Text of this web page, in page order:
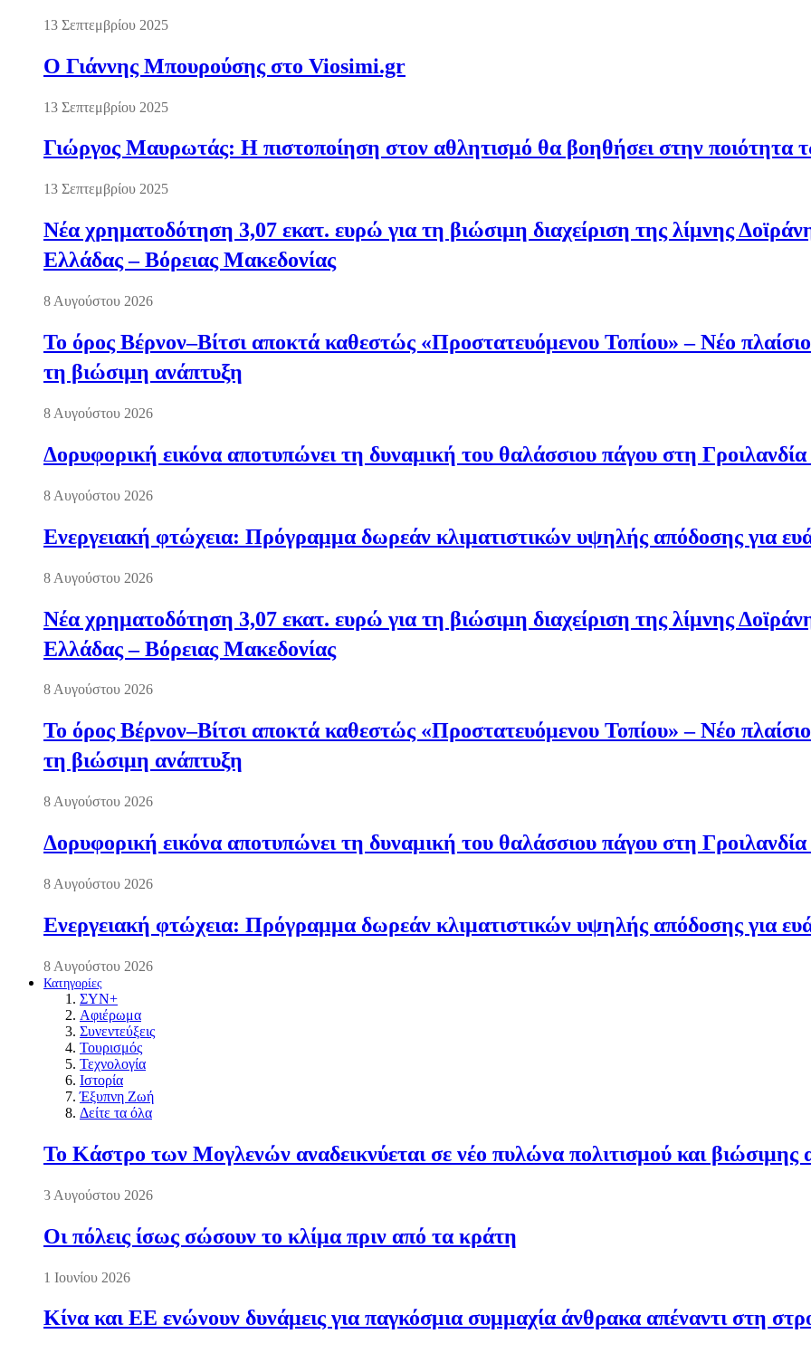
13 Σεπτεμβρίου 2025
Ο Γιάννης Μπουρούσης στο Viosimi.gr
13 Σεπτεμβρίου 2025
Γιώργος Μαυρωτάς: Η πιστοποίηση στον αθλητισμό θα βοηθήσει στην ποιότητα
13 Σεπτεμβρίου 2025
Νέα χρηματοδότηση 3,07 εκατ. ευρώ για τη βιώσιμη διαχείριση της λίμνης
Ελλάδας – Βόρειας Μακεδονίας
8 Αυγούστου 2026
Το όρος Βέρνον–Βίτσι αποκτά καθεστώς «Προστατευόμενου Τοπίου» – Νέο
τη βιώσιμη ανάπτυξη
8 Αυγούστου 2026
Δορυφορική εικόνα αποτυπώνει τη δυναμική του θαλάσσιου πάγου στη
8 Αυγούστου 2026
Ενεργειακή φτώχεια: Πρόγραμμα δωρεάν κλιματιστικών υψηλής απόδοσης για
8 Αυγούστου 2026
Νέα χρηματοδότηση 3,07 εκατ. ευρώ για τη βιώσιμη διαχείριση της λίμνης
Ελλάδας – Βόρειας Μακεδονίας
8 Αυγούστου 2026
Το όρος Βέρνον–Βίτσι αποκτά καθεστώς «Προστατευόμενου Τοπίου» – Νέο
τη βιώσιμη ανάπτυξη
8 Αυγούστου 2026
Δορυφορική εικόνα αποτυπώνει τη δυναμική του θαλάσσιου πάγου στη
8 Αυγούστου 2026
Ενεργειακή φτώχεια: Πρόγραμμα δωρεάν κλιματιστικών υψηλής απόδοσης για
8 Αυγούστου 2026
Κατηγορίες
ΣΥΝ+
Αφιέρωμα
Συνεντεύξεις
Τουρισμός
Τεχνολογία
Ιστορία
Έξυπνη Ζωή
Δείτε τα όλα
Το Κάστρο των Μογλενών αναδεικνύεται σε νέο πυλώνα πολιτισμού και βιώσιμης
3 Αυγούστου 2026
Οι πόλεις ίσως σώσουν το κλίμα πριν από τα κράτη
1 Ιουνίου 2026
Κίνα και ΕΕ ενώνουν δυνάμεις για παγκόσμια συμμαχία άνθρακα απέναντι στη